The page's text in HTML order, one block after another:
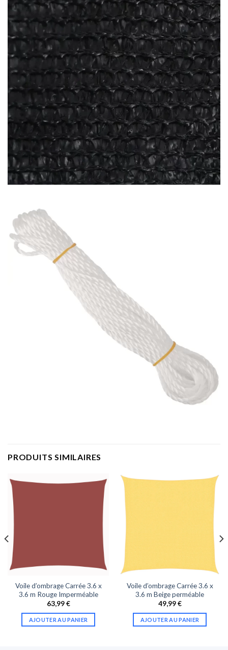
PRODUITS SIMILAIRES
Voile d’ombrage Carrée 3.6 x
3.6 m Rouge Imperméable
63,99€
AJOUTER AU PANIER
Voile d’ombrage Carrée 3.6 x
3.6 m Beige perméable
49,99€
AJOUTER AU PANIER